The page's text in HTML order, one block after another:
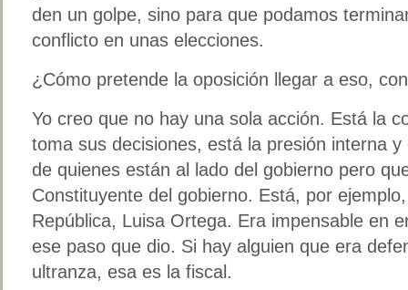
den un golpe, sino para que podamos
conflicto en unas elecciones.
¿Cómo pretende la oposición llegar a eso,
Yo creo que no hay una sola acción. Está la
toma sus decisiones, está la presión interna
de quienes están al lado del gobierno pero
Constituyente del gobierno. Está, por
República, Luisa Ortega. Era impensable en
ese paso que dio. Si hay alguien que era
ultranza, esa es la fiscal.